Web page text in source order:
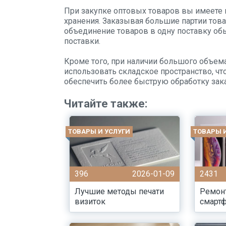
При закупке оптовых товаров вы
хранения. Заказывая большие партии
объединение товаров в одну поставку
поставки.
Кроме того, при наличии большого
использовать складское пространство,
обеспечить более быструю обработку
Читайте также:
ТОВАРЫ И УСЛУГИ
396
2026-01-09
Лучшие методы печати
визиток
ТОВАРЫ
2431